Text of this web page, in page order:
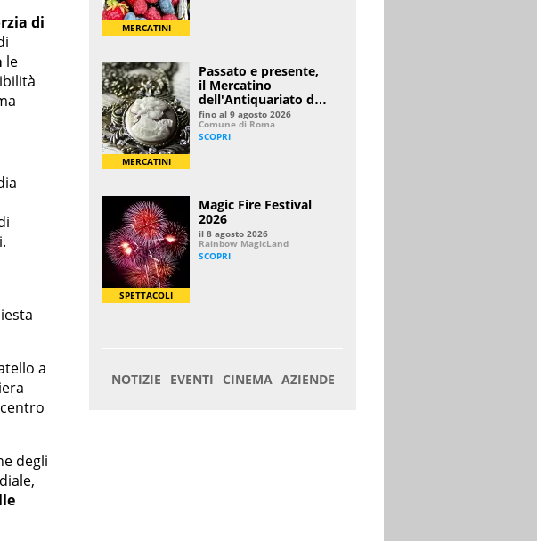
di
le
a
degli